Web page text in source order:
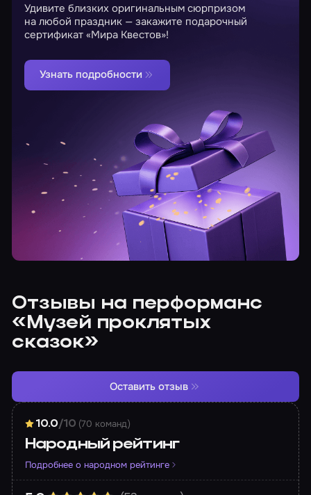
Удивите близких оригинальным сюрпризом
на любой праздник — закажите подарочный
сертификат «Мира Квестов»!
Узнать подробности
Отзывы на перформанс
«Музей проклятых
сказок»
10.0/10 (70 команд)
Народный рейтинг
Подробнее о народном рейтинге
Оставить отзыв